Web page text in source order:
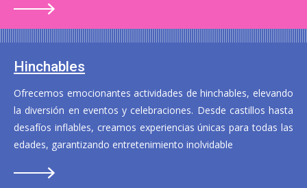
Hinchables
Ofrecemos emocionantes actividades de hinchables, elevando
la diversión en eventos y celebraciones. Desde castillos hasta
desafíos inflables, creamos experiencias únicas para todas las
edades, garantizando entretenimiento inolvidable